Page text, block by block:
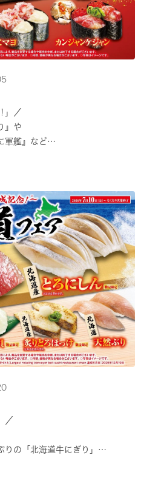
」／
』や
軍艦』など
る！🦀
さい！✨
／
りの「北海道牛にぎり」
たて」